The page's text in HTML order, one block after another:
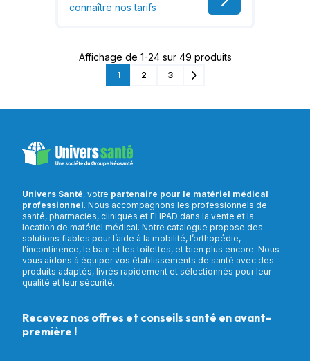
connaître nos tarifs
Affichage de 1-24 sur 49 produits
1 2 3 Suivant
Univers Santé, votre partenaire pour le matériel médical
professionnel. Nous accompagnons les professionnels de
santé, pharmacies, cliniques et EHPAD dans la vente et la
location de matériel médical. Notre catalogue propose des
solutions fiables pour l’aide à la mobilité, l’orthopédie,
l’incontinence, le bain et les toilettes, et bien plus encore. Nous
vous aidons à équiper vos établissements de santé avec des
produits adaptés, livrés rapidement et sélectionnés pour leur
qualité et leur sécurité.
Recevez nos offres et conseils santé en avant-
première !